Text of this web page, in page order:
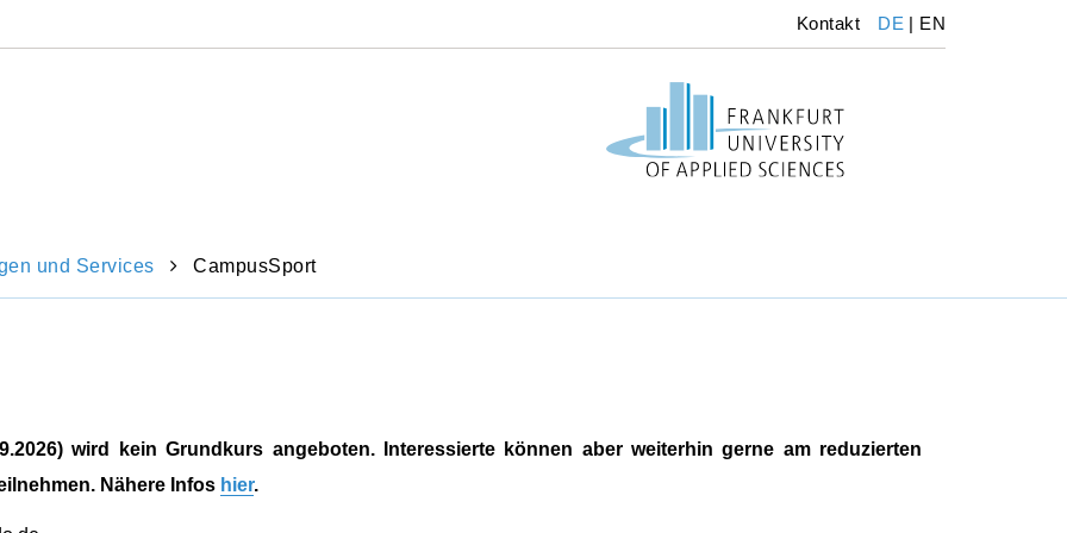
DE | EN
Kontakt
und Services CampusSport
wird kein Grundkurs angeboten. Interessierte können aber weiterhin gerne am reduzierten
Nähere Infos hier.